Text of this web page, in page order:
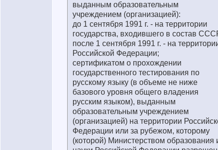
выданным образовательным
учреждением (организацией):
до 1 сентября 1991 г. - на территории
государства, входившего в состав
после 1 сентября 1991 г. - на
Российской Федерации;
сертификатом о прохождении
государственного тестирования по
русскому языку (в объеме не ниже
базового уровня общего владения
русским языком), выданным
образовательным учреждением
(организацией) на территории
Федерации или за рубежом, которому
(которой) Министерством образования